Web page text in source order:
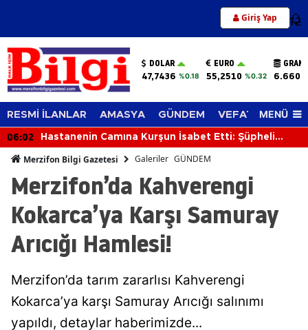
Giriş Yap 12
DOLAR
47,7436 %0.18
EURO
55,2510 %0.32
RESMİ İLANLAR AMASYA GÜNDEM VEFAT EDENLER
MENÜ
06:02
Hastanenin Camına Kurşun İsabet Etti: Şüpheli
Merzifon Bilgi Gazetesi Galeriler GÜNDEM
Merzifon’da Kahverengi
Kokarca’ya Karşı Samuray
Arıcığı Hamlesi!
Merzifon’da tarım zararlısı Kahverengi
Kokarca’ya karşı Samuray Arıcığı salınımı
yapıldı, detaylar haberimizde...